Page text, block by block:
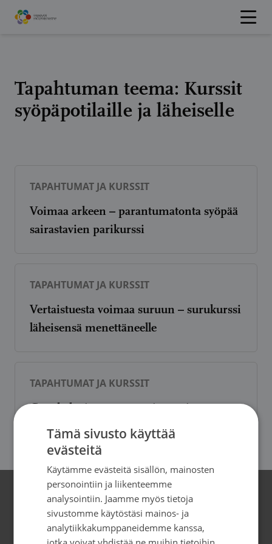
Hyppää
sisältöön
Tapahtuman teema: Kurssit
syöpäpotilaille ja läheiselle
TAPAHTUMAT JA KURSSIT
Voimaa arkeen – parantumatonta syöpää
sairastavien parikurssi
TAPAHTUMAT JA KURSSIT
Vertaistuesta voimaa suruun – surukurssi
läheisensä menettäneelle
TAPAHTUMAT JA KURSSIT
Gynekologista syöpää sairastavien
parikurssi
Yhteystiedot
Saimaan Syöpäyhdistys
Tämä sivusto käyttää
evästeitä
Käytämme evästeitä sisällön, mainosten
personointiin ja liikenteemme
analysointiin. Jaamme myös tietoja
sivustomme käytöstäsi mainos- ja
analytiikkakumppaneidemme kanssa,